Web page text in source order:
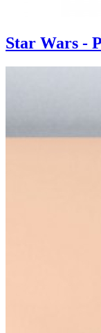
Star Wars -